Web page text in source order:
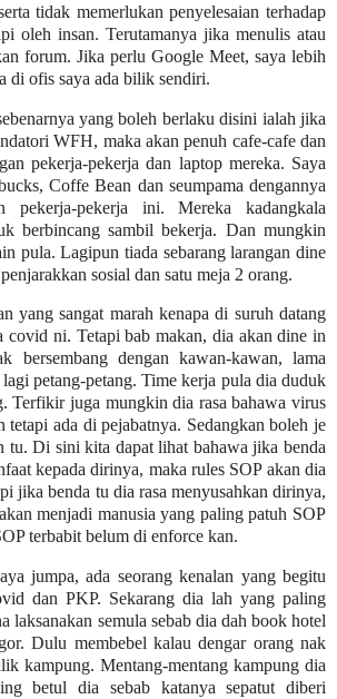
tidak memerlukan penyelesaian terhadap
oleh insan. Terutamanya jika menulis atau
forum. Jika perlu Google Meet, saya lebih
di ofis saya ada bilik sendiri.
yang boleh berlaku disini ialah jika
WFH, maka akan penuh cafe-cafe dan
pekerja-pekerja dan laptop mereka. Saya
Coffe Bean dan seumpama dengannya
pekerja-pekerja ini. Mereka kadangkala
berbincang sambil bekerja. Dan mungkin
pula. Lagipun tiada sebarang larangan dine
sosial dan satu meja 2 orang.
yang sangat marah kenapa di suruh datang
covid ni. Tetapi bab makan, dia akan dine in
bersembang dengan kawan-kawan, lama
petang-petang. Time kerja pula dia duduk
Terfikir juga mungkin dia rasa bahawa virus
tetapi ada di pejabatnya. Sedangkan boleh je
tu. Di sini kita dapat lihat bahawa jika benda
kepada dirinya, maka rules SOP akan dia
jika benda tu dia rasa menyusahkan dirinya,
menjadi manusia yang paling patuh SOP
terbabit belum di enforce kan.
jumpa, ada seorang kenalan yang begitu
dan PKP. Sekarang dia lah yang paling
laksanakan semula sebab dia dah book hotel
Dulu membebel kalau dengar orang nak
kampung. Mentang-mentang kampung dia
betul dia sebab katanya sepatut diberi